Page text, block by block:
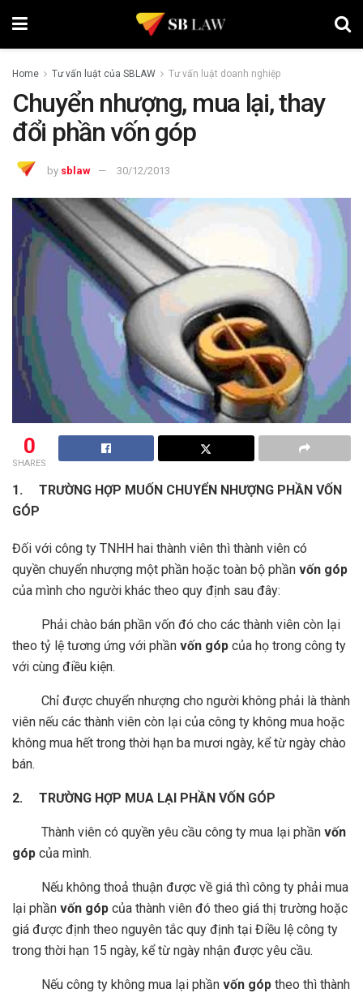
Home Tư vấn luật của SBLAW Tư vấn luật doanh nghiệp
Chuyển nhượng, mua lại, thay
đổi phần vốn góp
by sblaw 30/12/2013
0
SHARES
1. TRƯỜNG HỢP MUỐN CHUYỂN NHƯỢNG PHẦN VỐN
GÓP
Đối với công ty TNHH hai thành viên thì thành viên có
quyền chuyển nhượng một phần hoặc toàn bộ phần vốn góp
của mình cho người khác theo quy định sau đây:
­ Phải chào bán phần vốn đó cho các thành viên còn lại
theo tỷ lệ tương ứng với phần vốn góp của họ trong công ty
với cùng điều kiện.
­ Chỉ được chuyển nhượng cho người không phải là thành
viên nếu các thành viên còn lại của công ty không mua hoặc
không mua hết trong thời hạn ba mươi ngày, kể từ ngày chào
bán.
2. TRƯỜNG HỢP MUA LẠI PHẦN VỐN GÓP
­ Thành viên có quyền yêu cầu công ty mua lại phần vốn
góp của mình.
­ Nếu không thoả thuận được về giá thì công ty phải mua
lại phần vốn góp của thành viên đó theo giá thị trường hoặc
giá được định theo nguyên tắc quy định tại Điều lệ công ty
trong thời hạn 15 ngày, kể từ ngày nhận được yêu cầu.
­ Nếu công ty không mua lại phần vốn góp theo thì thành